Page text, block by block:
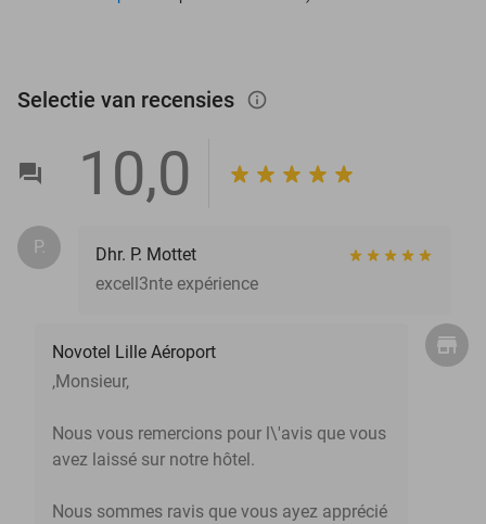
Selectie van recensies info_outlined
10,0
P.
Dhr. P. Mottet
excell3nte expérience
Novotel Lille Aéroport
,Monsieur,
Nous vous remercions pour l\'avis que vous
avez laissé sur notre hôtel.
Nous sommes ravis que vous ayez apprécié